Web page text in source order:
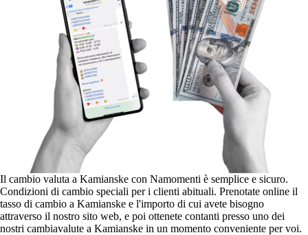
Il cambio valuta a Kamianske con Namomenti è semplice e sicuro.
Condizioni di cambio speciali per i clienti abituali. Prenotate online il
tasso di cambio a Kamianske e l'importo di cui avete bisogno
attraverso il nostro sito web, e poi ottenete contanti presso uno dei
nostri cambiavalute a Kamianske in un momento conveniente per voi.